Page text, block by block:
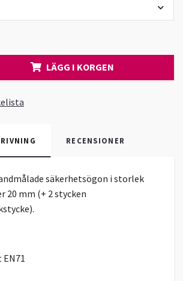
LÄGG I KORGEN
RECENSIONER
säkerhetsögon i storlek
20 mm (+ 2 stycken